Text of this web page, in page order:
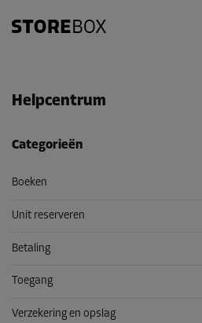
Helpcentrum
Categorieën
Boeken
Unit reserveren
Betaling
Toegang
Verzekering en opslag